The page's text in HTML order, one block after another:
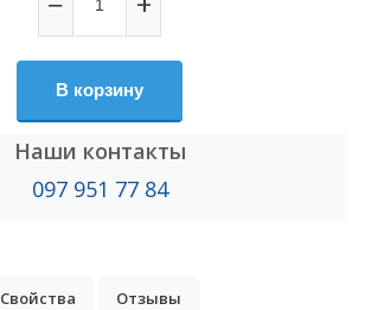
В корзину
Наши контакты
097 951 77 84
Свойства Отзывы